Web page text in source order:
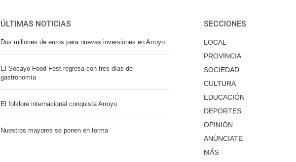
ÚLTIMAS NOTICIAS
Dos millones de euros para nuevas inversiones en Arroyo
El Socayo Food Fest regresa con tres días de
gastronomía
El folklore internacional conquista Arroyo
Nuestros mayores se ponen en forma
SECCIONES
LOCAL
PROVINCIA
SOCIEDAD
CULTURA
EDUCACIÓN
DEPORTES
OPINIÓN
ANÚNCIATE
MÁS